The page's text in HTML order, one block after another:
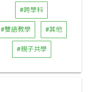
#跨學科
#雙語教學 #其他
#親子共學